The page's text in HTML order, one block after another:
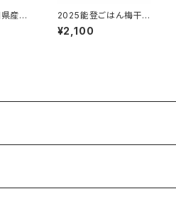
産巾
2025能登ごはん梅干し
500g 自然栽培
¥2,100